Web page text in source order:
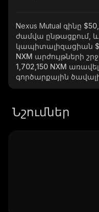
Nexus Mutual գինը
ժամվա ընթացքում, և
կապիտալիզացիան
NXM արժույթների
1,702,150 NXM
գործարքային
Նշումներ